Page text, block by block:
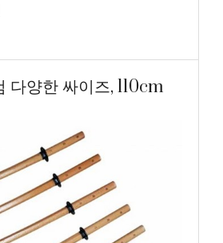
다양한 싸이즈, 110cm